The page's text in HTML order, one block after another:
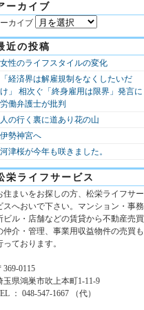
ーカイブ
カイブ
近の投稿
女性のライフスタイルの変化
「経済界は解雇規制をなくしたいだ
け」 相次ぐ「終身雇用は限界」発言に
労働弁護士が批判
人の行く裏に道あり花の山
伊勢神宮へ
河津桜が今年も咲きました。
栄ライフサービス
住まいをお探しの方、松栄ライフサー
スへおいで下さい。マンション・事務
ビル・店舗などの賃貸から不動産売買
仲介・管理、事業用収益物件の売買も
っております。
369-0115
玉県鴻巣市吹上本町1-11-9
： 048-547-1667 （代）